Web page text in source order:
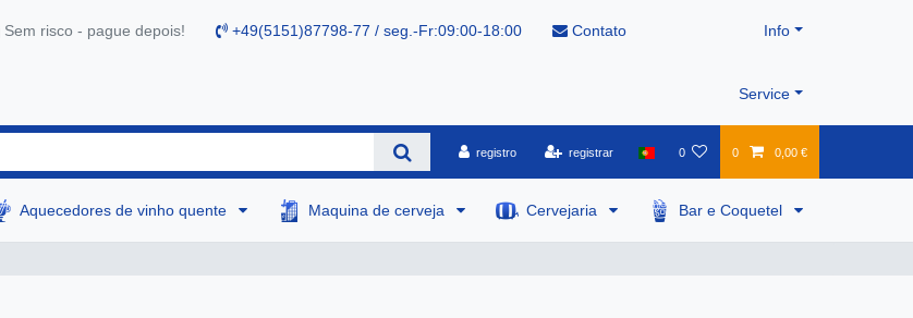
Sem risco - pague depois! +49(5151)87798-77 / seg.-Fr:09:00-18:00 Contato Info
Service
registro registrar 0 0 0,00 €
Aquecedores de vinho quente Maquina de cerveja Cervejaria Bar e Coquetel